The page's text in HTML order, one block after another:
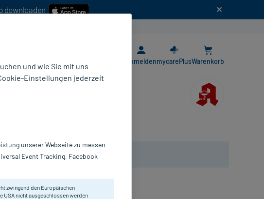
downloaden
AnmeldenmycarePlusWarenkorb
Schaumverband.
und wie Sie mit uns
Einstellungen jederzeit
unserer Webseite zu messen
Event Tracking, Facebook
zwingend den Europäischen
USA nicht ausgeschlossen werden